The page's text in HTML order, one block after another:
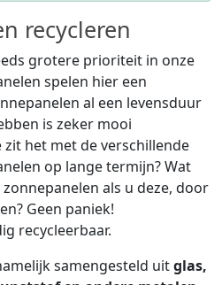
recycleren
grotere prioriteit in onze
spelen hier een
al een levensduur
is zeker mooi
het met de verschillende
op lange termijn? Wat
als u deze, door
Geen paniek!
recycleerbaar.
samengesteld uitglas,